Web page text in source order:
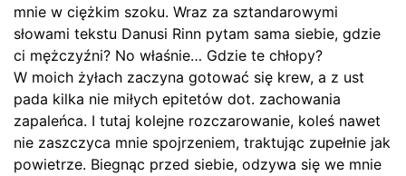
mnie w ciężkim szoku. Wraz za sztandarowymi
słowami tekstu Danusi Rinn pytam sama siebie, gdzie
ci mężczyźni? No właśnie… Gdzie te chłopy?
W moich żyłach zaczyna gotować się krew, a z ust
pada kilka nie miłych epitetów dot. zachowania
zapaleńca. I tutaj kolejne rozczarowanie, koleś nawet
nie zaszczyca mnie spojrzeniem, traktując zupełnie jak
powietrze. Biegnąc przed siebie, odzywa się we mnie